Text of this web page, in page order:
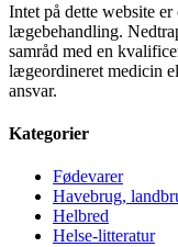
Intet på dette website
lægebehandling.
samråd med en
lægeordineret medicin
ansvar.
Kategorier
Fødevarer
Havebrug,
Helbred
Helse-litteratur